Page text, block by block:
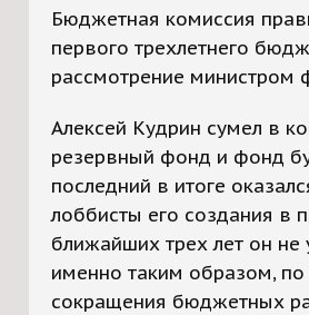
Бюджетная комиссия
первого трехлетнего
рассмотрение министром
Алексей Кудрин сумел в
резервный фонд и фонд
последний в итоге
лоббисты его создания в
ближайших трех лет он не
именно таким образом,
сокращения бюджетных